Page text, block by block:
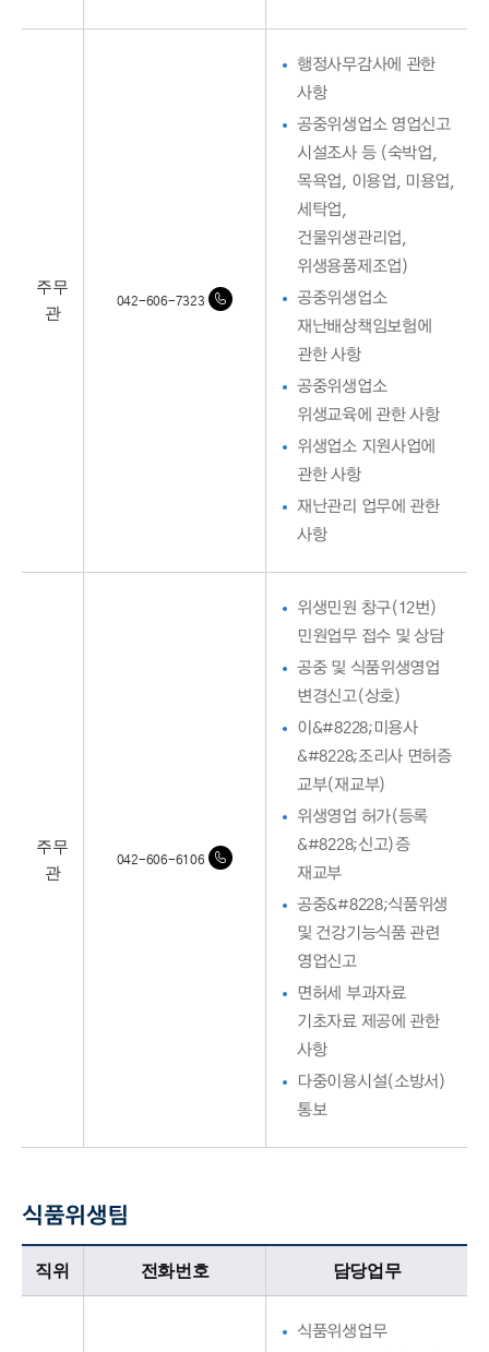
주무
관
042-606-7323
행정사무감사에 관한
사항
공중위생업소 영업신고
시설조사 등 (숙박업,
목욕업, 이용업, 미용업,
세탁업,
건물위생관리업,
위생용품제조업)
공중위생업소
재난배상책임보험에
관한 사항
공중위생업소
위생교육에 관한 사항
위생업소 지원사업에
관한 사항
재난관리 업무에 관한
사항
주무
관
042-606-6106
위생민원 창구(12번)
민원업무 접수 및 상담
공중 및 식품위생영업
변경신고(상호)
이&#8228;미용사
&#8228;조리사 면허증
교부(재교부)
위생영업 허가(등록
&#8228;신고)증
재교부
공중&#8228;식품위생
및 건강기능식품 관련
영업신고
면허세 부과자료
기초자료 제공에 관한
사항
다중이용시설(소방서)
통보
식품위생팀
식품위생팀업무담당자의 정보로 직위, 전화번호, 담당업무를 안내하고 있습니다
직위 전화번호 담당업무
식품위생업무